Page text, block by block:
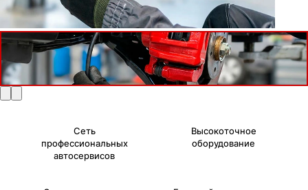
Сеть
профессиональных
автосервисов
Высокоточное
оборудование